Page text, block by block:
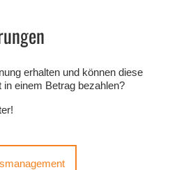
erhalten und können diese
einem Betrag bezahlen?